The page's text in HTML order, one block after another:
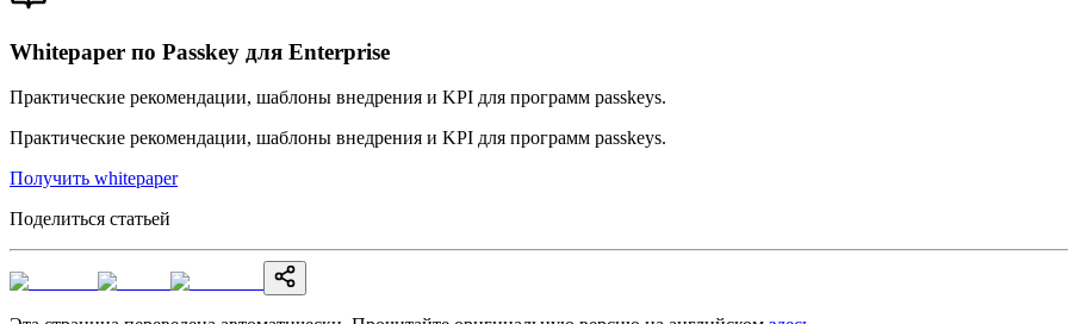
Whitepaper по Passkey для Enterprise
Практические рекомендации, шаблоны внедрения и KPI для программ passkeys.
Практические рекомендации, шаблоны внедрения и KPI для программ passkeys.
Получить whitepaper
Поделиться статьей